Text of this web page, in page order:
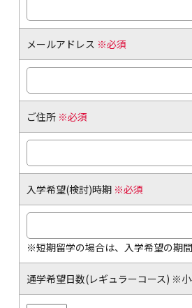
メールアドレス ※必須
ご住所 ※必須
入学希望(検討)時期 ※必須
※短期留学の場合は、入学希望の期間
通学希望日数(レギュラーコース) ※